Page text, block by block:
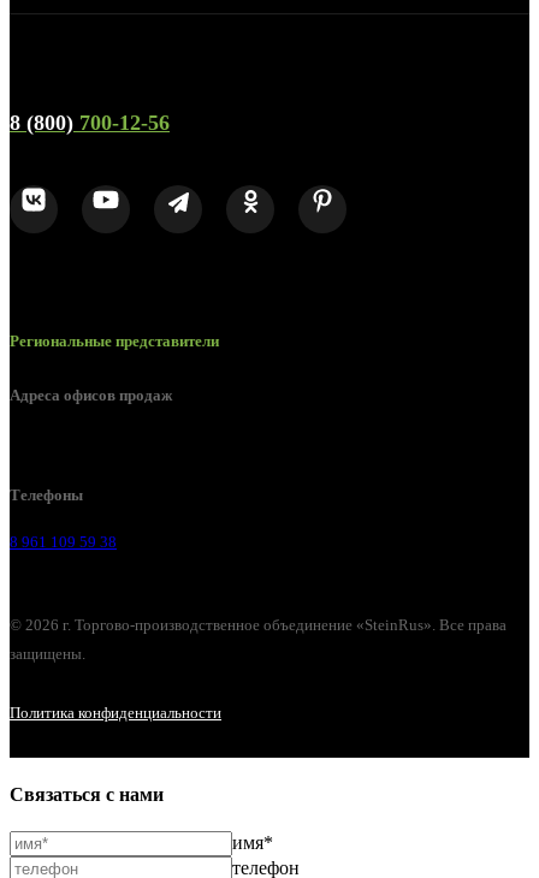
8 (800) 700-12-56
Региональные представители
Адреса офисов продаж
Телефоны
8 961 109 59 38
© 2026 г. Торгово-производственное объединение «SteinRus». Все права
защищены.
Политика конфиденциальности
Связаться с нами
имя*
телефон